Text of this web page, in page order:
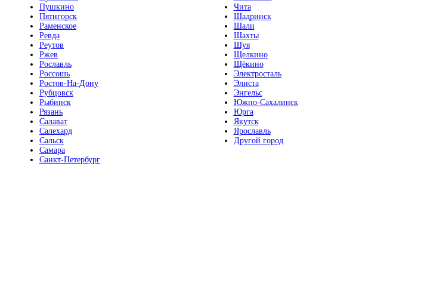
Пушкино
Пятигорск
Раменское
Ревда
Реутов
Ржев
Рославль
Россошь
Ростов-На-Дону
Рубцовск
Рыбинск
Рязань
Салават
Салехард
Сальск
Самара
Санкт-Петербург
Чита
Шадринск
Шали
Шахты
Шуя
Щелкино
Щёкино
Электросталь
Элиста
Энгельс
Южно-Сахалинск
Юрга
Якутск
Ярославль
Другой город